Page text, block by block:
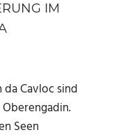
IM
Cavloc sind
Seen